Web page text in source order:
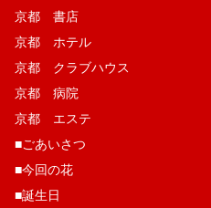
京都 書店
京都 ホテル
京都 クラブハウス
京都 病院
京都 エステ
■ごあいさつ
■今回の花
■誕生日